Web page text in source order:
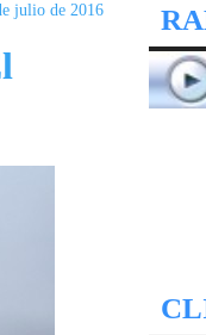
julio de 2016